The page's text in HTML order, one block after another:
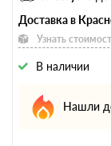
Доставка в
Узнать
В наличии
Нашли